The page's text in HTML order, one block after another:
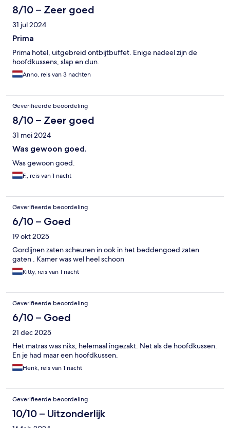
8/10 – Zeer goed
31 jul 2024
Prima
Prima hotel, uitgebreid ontbijtbuffet. Enige nadeel zijn de
hoofdkussens, slap en dun.
Anno, reis van 3 nachten
Geverifieerde beoordeling
8/10 – Zeer goed
31 mei 2024
Was gewoon goed.
Was gewoon goed.
F., reis van 1 nacht
Geverifieerde beoordeling
6/10 – Goed
19 okt 2025
Gordijnen zaten scheuren in ook in het beddengoed zaten
gaten . Kamer was wel heel schoon
Kitty, reis van 1 nacht
Geverifieerde beoordeling
6/10 – Goed
21 dec 2025
Het matras was niks, helemaal ingezakt. Net als de hoofdkussen.
En je had maar een hoofdkussen.
Henk, reis van 1 nacht
Geverifieerde beoordeling
10/10 – Uitzonderlijk